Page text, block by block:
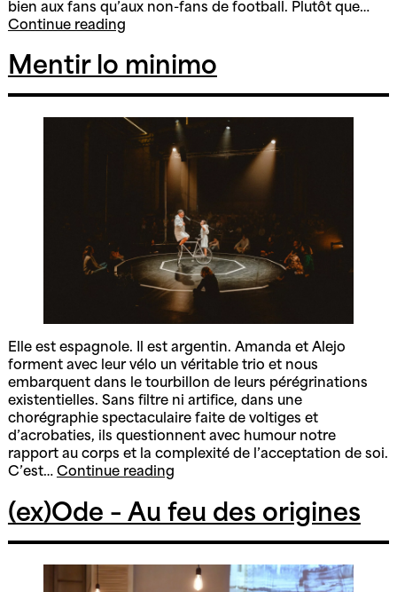
bien aux fans qu’aux non-fans de football. Plutôt que…
Continue readingPSG
ever
Mentir lo minimo
Elle est espagnole. Il est argentin. Amanda et Alejo
forment avec leur vélo un véritable trio et nous
embarquent dans le tourbillon de leurs pérégrinations
existentielles. Sans filtre ni artifice, dans une
chorégraphie spectaculaire faite de voltiges et
d’acrobaties, ils questionnent avec humour notre
rapport au corps et la complexité de l’acceptation de soi.
C’est… Continue readingMentir
minimo
(ex)Ode – Au feu des origines